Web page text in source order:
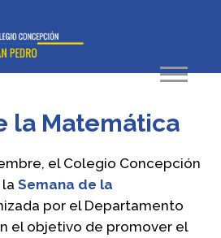
la Matemática
el Colegio Concepción
laSemana de la
por el Departamento
el objetivo de promover el